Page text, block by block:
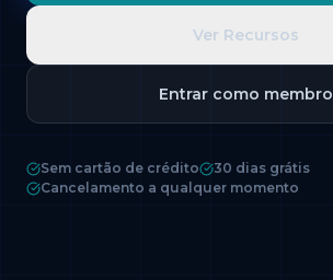
Ver Recursos
Entrar como membro
Sem cartão de crédito
30 dias grátis
Cancelamento a qualquer momento